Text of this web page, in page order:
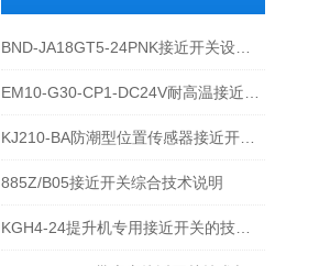
885Z/B05接近开关综合技术说明